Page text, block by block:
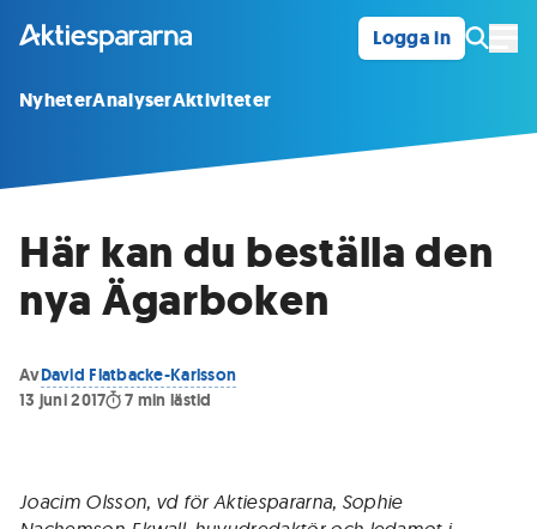
Logga in
NyheterAnalyserAktiviteter
Här kan du beställa den
nya Ägarboken
AvDavid Flatbacke-Karlsson
13 juni 2017
7 min lästid
Joacim Olsson, vd för Aktiespararna, Sophie